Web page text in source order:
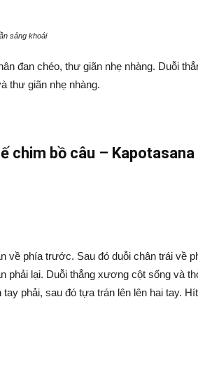
sảng khoái
đan chéo, thư giãn nhẹ nhàng. Duỗi
thư giãn nhẹ nhàng.
chim bồ câu – Kapotasana
về phía trước. Sau đó duỗi chân trái về
phải lại. Duỗi thẳng xương cột sống và
phải, sau đó tựa trán lên lên hai tay.